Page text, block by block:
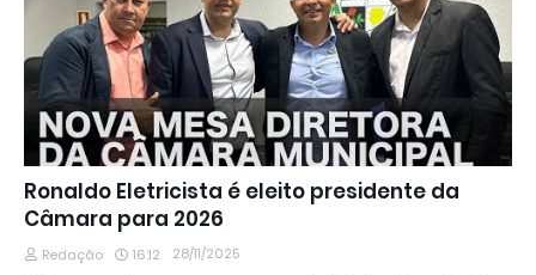
Ronaldo Eletricista é eleito presidente da
Câmara para 2026
Redação 16:12 28/11/2025